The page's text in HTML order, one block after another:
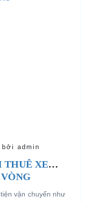
admin
XE
vận chuyển như